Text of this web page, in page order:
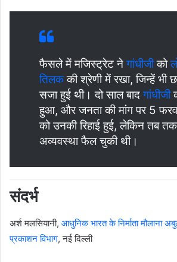
फैसले में मजिस्ट्रेट नेगांधीजीको
तिलककी श्रेणी में रखा, जिन्हें भी
सजा हुई थी। दो साल बादगांधीजी
हुआ, और जनता की मांग पर 5
को उनकी रिहाई हुई, लेकिन तब
अव्यवस्था फैल चुकी थी।
संदर्भ
अर्श मलसियानी, आधुनिक भारत के निर्माता मौलाना
प्रकाशन विभाग, नई दिल्ली